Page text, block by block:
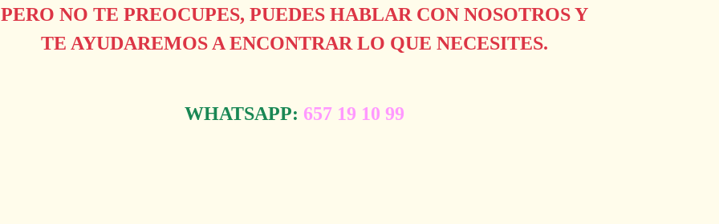
PERO NO TE PREOCUPES, PUEDES HABLAR CON NOSOTROS Y
TE AYUDAREMOS A ENCONTRAR LO QUE NECESITES.
WHATSAPP: 657 19 10 99